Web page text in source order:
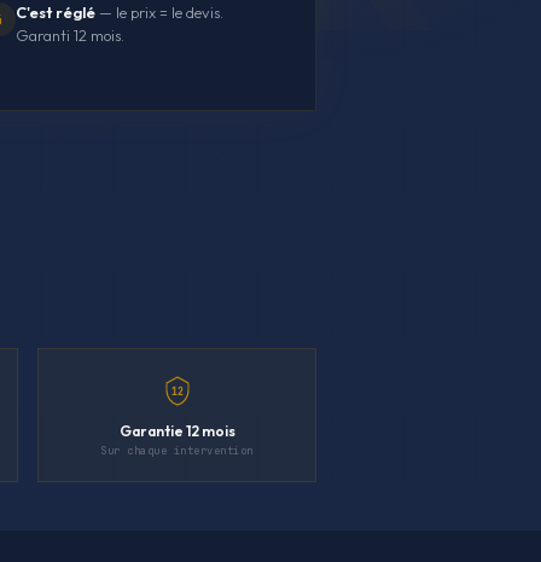
C'est réglé — le prix = le devis.
Garanti 12 mois.
12
Garantie 12 mois
Sur chaque intervention